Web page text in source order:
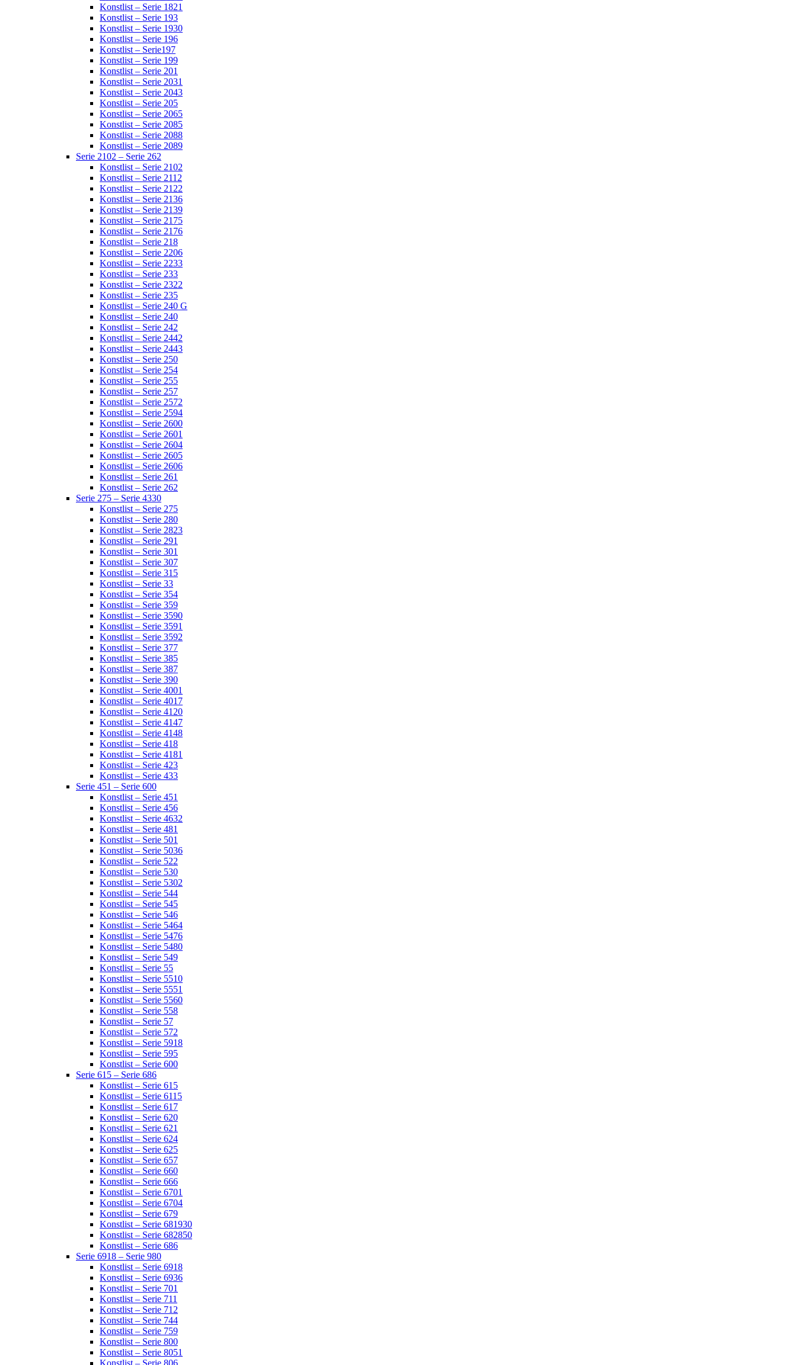
Konstlist – Serie 1821
Konstlist – Serie 193
Konstlist – Serie 1930
Konstlist – Serie 196
Konstlist – Serie197
Konstlist – Serie 199
Konstlist – Serie 201
Konstlist – Serie 2031
Konstlist – Serie 2043
Konstlist – Serie 205
Konstlist – Serie 2065
Konstlist – Serie 2085
Konstlist – Serie 2088
Konstlist – Serie 2089
Serie 2102 – Serie 262
Konstlist – Serie 2102
Konstlist – Serie 2112
Konstlist – Serie 2122
Konstlist – Serie 2136
Konstlist – Serie 2139
Konstlist – Serie 2175
Konstlist – Serie 2176
Konstlist – Serie 218
Konstlist – Serie 2206
Konstlist – Serie 2233
Konstlist – Serie 233
Konstlist – Serie 2322
Konstlist – Serie 235
Konstlist – Serie 240 G
Konstlist – Serie 240
Konstlist – Serie 242
Konstlist – Serie 2442
Konstlist – Serie 2443
Konstlist – Serie 250
Konstlist – Serie 254
Konstlist – Serie 255
Konstlist – Serie 257
Konstlist – Serie 2572
Konstlist – Serie 2594
Konstlist – Serie 2600
Konstlist – Serie 2601
Konstlist – Serie 2604
Konstlist – Serie 2605
Konstlist – Serie 2606
Konstlist – Serie 261
Konstlist – Serie 262
Serie 275 – Serie 4330
Konstlist – Serie 275
Konstlist – Serie 280
Konstlist – Serie 2823
Konstlist – Serie 291
Konstlist – Serie 301
Konstlist – Serie 307
Konstlist – Serie 315
Konstlist – Serie 33
Konstlist – Serie 354
Konstlist – Serie 359
Konstlist – Serie 3590
Konstlist – Serie 3591
Konstlist – Serie 3592
Konstlist – Serie 377
Konstlist – Serie 385
Konstlist – Serie 387
Konstlist – Serie 390
Konstlist – Serie 4001
Konstlist – Serie 4017
Konstlist – Serie 4120
Konstlist – Serie 4147
Konstlist – Serie 4148
Konstlist – Serie 418
Konstlist – Serie 4181
Konstlist – Serie 423
Konstlist – Serie 433
Serie 451 – Serie 600
Konstlist – Serie 451
Konstlist – Serie 456
Konstlist – Serie 4632
Konstlist – Serie 481
Konstlist – Serie 501
Konstlist – Serie 5036
Konstlist – Serie 522
Konstlist – Serie 530
Konstlist – Serie 5302
Konstlist – Serie 544
Konstlist – Serie 545
Konstlist – Serie 546
Konstlist – Serie 5464
Konstlist – Serie 5476
Konstlist – Serie 5480
Konstlist – Serie 549
Konstlist – Serie 55
Konstlist – Serie 5510
Konstlist – Serie 5551
Konstlist – Serie 5560
Konstlist – Serie 558
Konstlist – Serie 57
Konstlist – Serie 572
Konstlist – Serie 5918
Konstlist – Serie 595
Konstlist – Serie 600
Serie 615 – Serie 686
Konstlist – Serie 615
Konstlist – Serie 6115
Konstlist – Serie 617
Konstlist – Serie 620
Konstlist – Serie 621
Konstlist – Serie 624
Konstlist – Serie 625
Konstlist – Serie 657
Konstlist – Serie 660
Konstlist – Serie 666
Konstlist – Serie 6701
Konstlist – Serie 6704
Konstlist – Serie 679
Konstlist – Serie 681930
Konstlist – Serie 682850
Konstlist – Serie 686
Serie 6918 – Serie 980
Konstlist – Serie 6918
Konstlist – Serie 6936
Konstlist – Serie 701
Konstlist – Serie 711
Konstlist – Serie 712
Konstlist – Serie 744
Konstlist – Serie 759
Konstlist – Serie 800
Konstlist – Serie 8051
Konstlist – Serie 806